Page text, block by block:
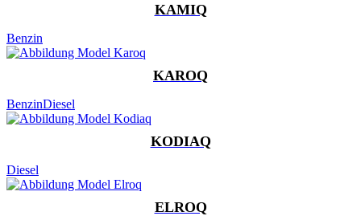
KAMIQ
Benzin
KAROQ
BenzinDiesel
KODIAQ
Diesel
ELROQ